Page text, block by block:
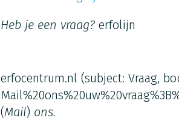
Heb je een vraag? erfolijn
erfocentrum.nl (subject: Vraag,
(Mail) ons.